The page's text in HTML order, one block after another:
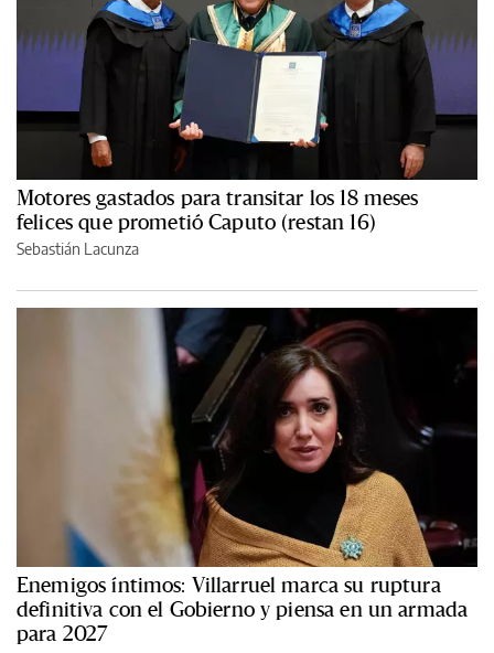
Motores gastados para transitar los 18 meses
felices que prometió Caputo (restan 16)
Sebastián Lacunza
Enemigos íntimos: Villarruel marca su ruptura
definitiva con el Gobierno y piensa en un armada
para 2027